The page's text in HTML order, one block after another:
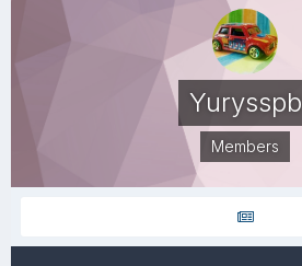
Yurysspb
Members